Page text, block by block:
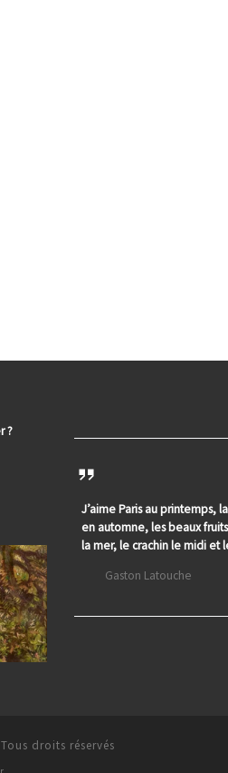
?
J’aime Paris au printemps,
en automne, les beaux
la mer, le crachin le midi et
Gaston Latouche
droits réservés